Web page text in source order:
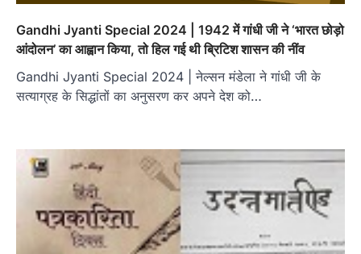
Gandhi Jyanti Special 2024 | 1942 में गांधी जी ने ‘भारत छोड़ो
आंदोलन’ का आह्वान किया, तो हिल गई थी ब्रिटिश शासन की नींव
Gandhi Jyanti Special 2024 | नेल्सन मंडेला ने गांधी जी के
सत्याग्रह के सिद्धांतों का अनुसरण कर अपने देश को…